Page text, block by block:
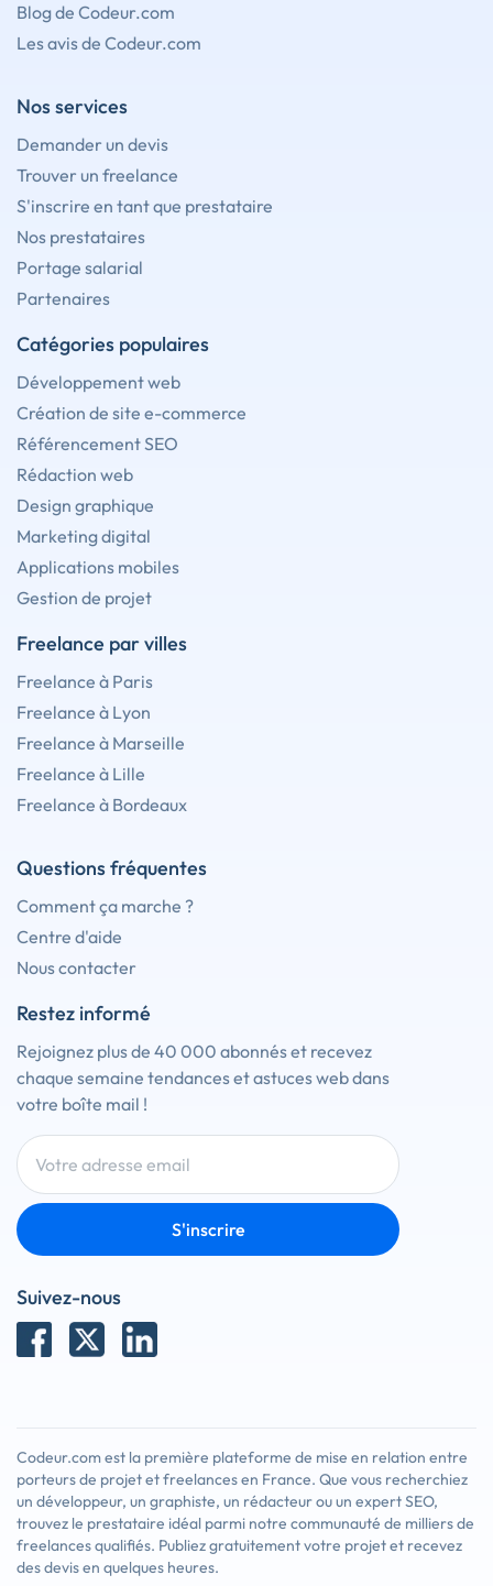
Blog de Codeur.com
Les avis de Codeur.com
Nos services
Demander un devis
Trouver un freelance
S'inscrire en tant que prestataire
Nos prestataires
Portage salarial
Partenaires
Catégories populaires
Développement web
Création de site e-commerce
Référencement SEO
Rédaction web
Design graphique
Marketing digital
Applications mobiles
Gestion de projet
Freelance par villes
Freelance à Paris
Freelance à Lyon
Freelance à Marseille
Freelance à Lille
Freelance à Bordeaux
Questions fréquentes
Comment ça marche ?
Centre d'aide
Nous contacter
Restez informé
Rejoignez plus de 40 000 abonnés et recevez
chaque semaine tendances et astuces web dans
votre boîte mail !
S'inscrire
Suivez-nous
Codeur.com est la première plateforme de mise en relation entre
porteurs de projet et freelances en France. Que vous recherchiez
un développeur, un graphiste, un rédacteur ou un expert SEO,
trouvez le prestataire idéal parmi notre communauté de milliers de
freelances qualifiés. Publiez gratuitement votre projet et recevez
des devis en quelques heures.